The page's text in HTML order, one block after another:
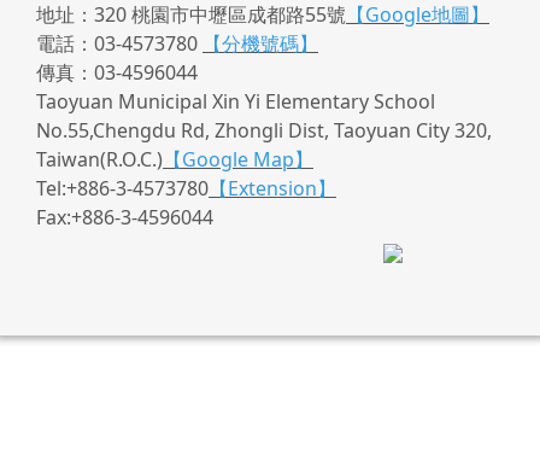
地址：320 桃園市中壢區成都路55號 【Google地圖】
電話：03-4573780
【分機號碼】
傳真：03-4596044
Taoyuan Municipal Xin Yi Elementary School
No.55,Chengdu Rd, Zhongli Dist, Taoyuan City 320,
Taiwan(R.O.C.) 【Google Map】
Tel:+886-3-4573780 【Extension】
Fax:+886-3-4596044